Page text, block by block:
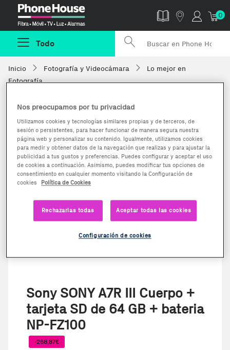
0
Todo
Inicio Fotografía y Videocámara
Lo mejor en
Fotografía
Sony SONY A7R III Cuerpo +
tarjeta SD de 64 GB + bateria
NP-FZ100
-268,87€
Nos preocupamos por tu privacidad
Utilizamos cookies y tecnologías similares propias y de terceros, de
sesión o persistentes, para hacer funcionar de manera segura nuestra
página web y personalizar su contenido. Igualmente, utilizamos cookies
para medir y obtener datos de la navegación que realizas y para ajustar la
publicidad a tus gustos y preferencias. Puedes configurar y aceptar el uso
de cookies a continuación. Asimismo, puedes modificar tus opciones de
consentimiento en cualquier momento visitando la Configuración de
cookies
Política de Cookies
Rechazarlas todas Aceptar todas las cookies
Configuración de cookies